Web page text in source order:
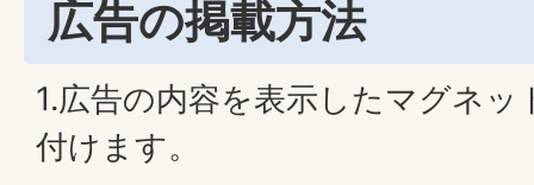
広告の掲載方法
1.広告の内容を表示したマグネ
付けます。